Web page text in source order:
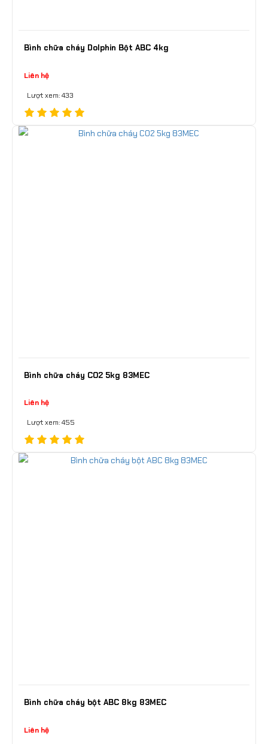
Bình chữa cháy Dolphin Bột ABC 4kg
Liên hệ
Lượt xem: 433
Bình chữa cháy CO2 5kg 83MEC
Liên hệ
Lượt xem: 455
Bình chữa cháy bột ABC 8kg 83MEC
Liên hệ